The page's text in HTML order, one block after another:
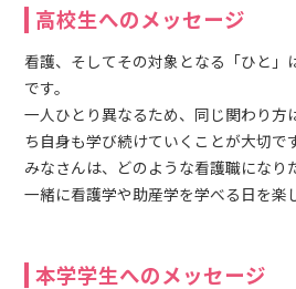
高校生へのメッセージ
看護、そしてその対象となる「ひと」
です。
一人ひとり異なるため、同じ関わり方
ち自身も学び続けていくことが大切です
みなさんは、どのような看護職になり
一緒に看護学や助産学を学べる日を楽
本学学生へのメッセージ